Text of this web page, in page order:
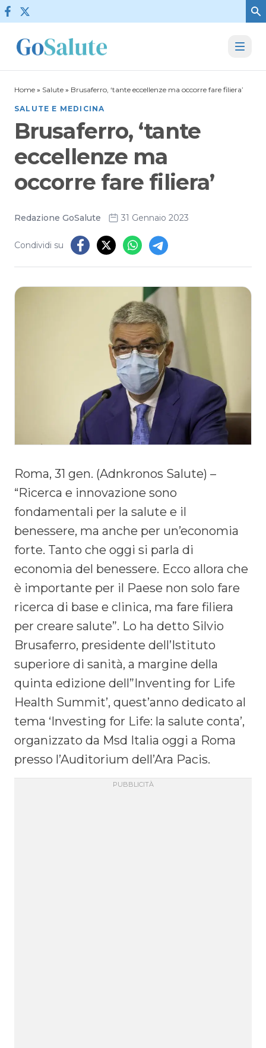
Vai al contenuto
Home » Salute » Brusaferro, ‘tante eccellenze ma occorre fare filiera’
SALUTE E MEDICINA
Brusaferro, ‘tante
eccellenze ma
occorre fare filiera’
Redazione GoSalute 31 Gennaio 2023
Condividi su
Roma, 31 gen. (Adnkronos Salute) –
“Ricerca e innovazione sono
fondamentali per la salute e il
benessere, ma anche per un’economia
forte. Tanto che oggi si parla di
economia del benessere. Ecco allora che
è importante per il Paese non solo fare
ricerca di base e clinica, ma fare filiera
per creare salute”. Lo ha detto Silvio
Brusaferro, presidente dell’Istituto
superiore di sanità, a margine della
quinta edizione dell”Inventing for Life
Health Summit’, quest’anno dedicato al
tema ‘Investing for Life: la salute conta’,
organizzato da Msd Italia oggi a Roma
presso l’Auditorium dell’Ara Pacis.